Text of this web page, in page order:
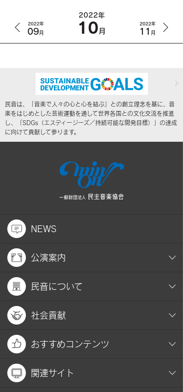
2022年
09月
2022年
10月
2022年
11 月
民音は、「音楽で人々の心と心を結ぶ」との創立理念を基に、音
楽をはじめとした芸術運動を通して世界各国との文化交流を推進
し、「SDGs（エスディージーズ／持続可能な開発目標）」の達成
に向けて貢献して参ります。
NEWS
公演案内
民音について
社会貢献
おすすめコンテンツ
関連サイト